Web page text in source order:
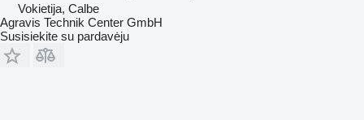
Vokietija, Calbe
Agravis Technik Center GmbH
Susisiekite su pardavėju